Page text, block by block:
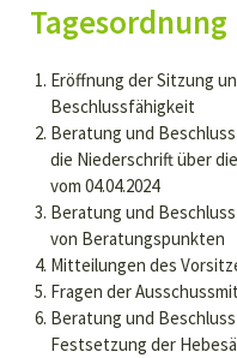
Tagesordnung
Eröffnung der Sitzung
Beschlussfähigkeit
Beratung und
die Niederschrift über
vom 04.04.2024
Beratung und
von Beratungspunkten
Mitteilungen des
Fragen der
Beratung und
Festsetzung der